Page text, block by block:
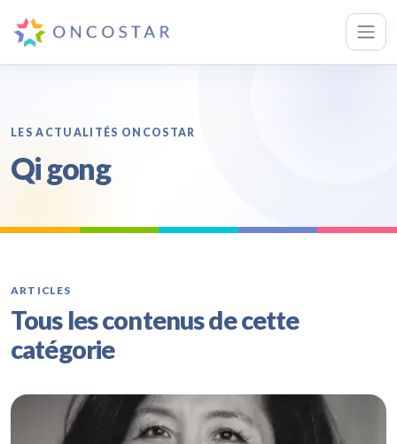
LES ACTUALITÉS ONCOSTAR
Qi gong
ARTICLES
Tous les contenus de cette
catégorie